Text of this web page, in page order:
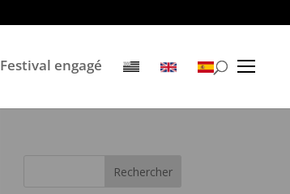
Festival engagé